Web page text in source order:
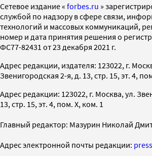
Cетевое издание « forbes.ru »
службой по надзору в сфере связи,
технологий и массовых коммуникаций,
номер и дата принятия решения о
ФС77-82431 от 23 декабря 2021 г.
Адрес редакции, издателя: 123022, г.
Звенигородская 2-я, д. 13, стр. 15, эт. 4,
Адрес редакции: 123022, г. Москва, ул.
13, стр. 15, эт. 4, пом. X, ком. 1
Главный редактор: Мазурин Николай
Адрес электронной почты редакции: